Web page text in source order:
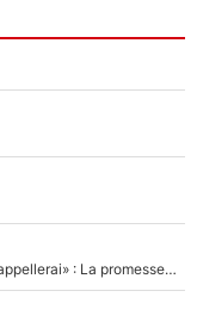
Mercato - OM - «Dès que je prends un club, je t’appellerai» : La promesse de Marcelino au moment de claquer la porte